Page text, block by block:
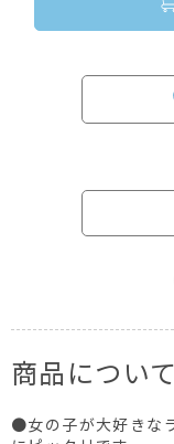
商品について
●女の子が大好きな